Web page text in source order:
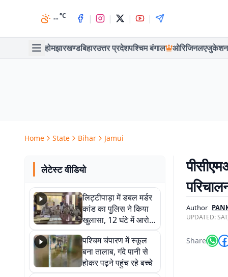
--°C | | | |
होमझारखण्डबिहारउत्तर प्रदेशपश्चिम बंगाल ओरिजिनलएजुकेशन
Home State Bihar Jamui
लेटेस्ट वीडियो
लिट्टीपाड़ा में डबल मर्डर
कांड का पुलिस ने किया
खुलासा, 12 घंटे में आरोपी
गिरफ्तार
पश्चिम चंपारण में स्कूल
बना तालाब, गंदे पानी से
होकर पढ़ने पहुंच रहे बच्चे
Author
UPDATED:
Share